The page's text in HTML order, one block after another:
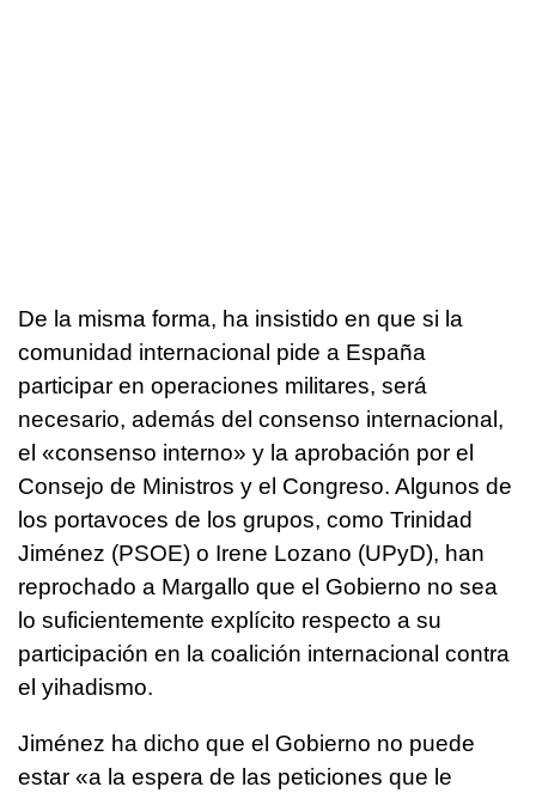
De la misma forma, ha insistido en que si la
comunidad internacional pide a España
participar en operaciones militares, será
necesario, además del consenso internacional,
el «consenso interno» y la aprobación por el
Consejo de Ministros y el Congreso. Algunos de
los portavoces de los grupos, como Trinidad
Jiménez (PSOE) o Irene Lozano (UPyD), han
reprochado a Margallo que el Gobierno no sea
lo suficientemente explícito respecto a su
participación en la coalición internacional contra
el yihadismo.
Jiménez ha dicho que el Gobierno no puede
estar «a la espera de las peticiones que le